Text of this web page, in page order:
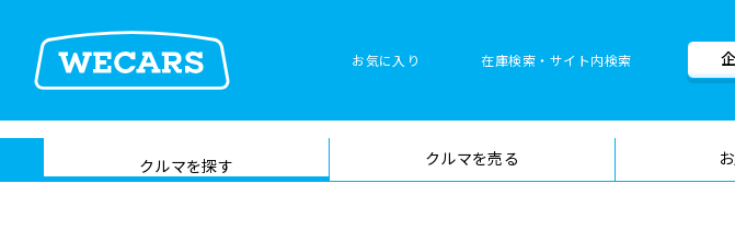
お気に入り 在庫検索・サイト内検索
在庫検索
サイト内検
索
クルマを探す クルマを売る
車検料金・メニュー